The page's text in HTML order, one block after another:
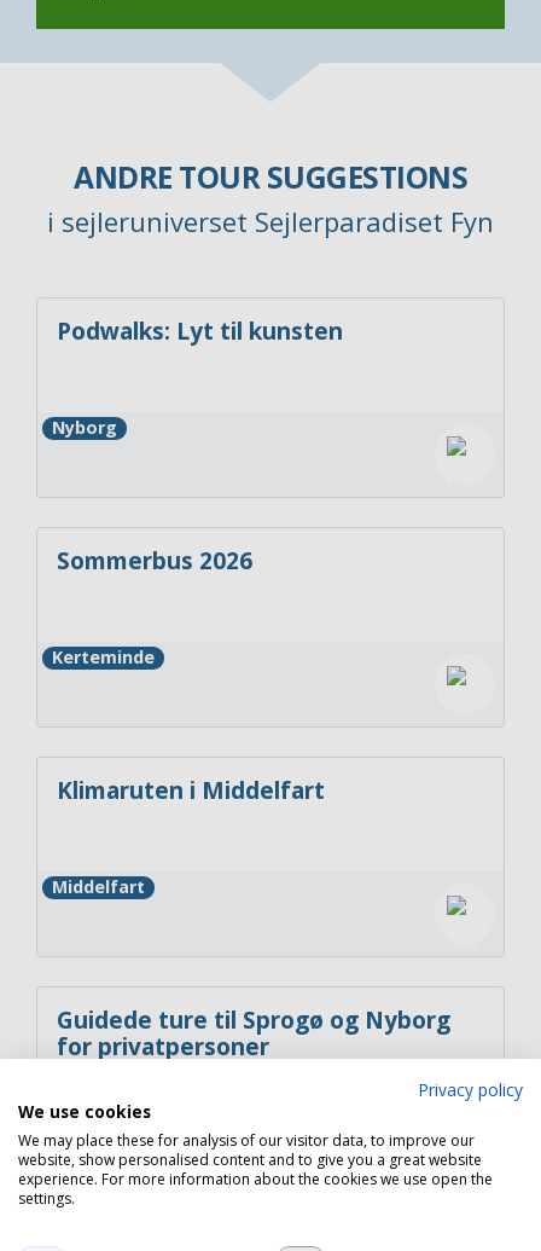
ANDRE TOUR SUGGESTIONS
i sejleruniverset Sejlerparadiset Fyn
Podwalks: Lyt til kunsten
Nyborg
Sommerbus 2026
Kerteminde
Klimaruten i Middelfart
Middelfart
Guidede ture til Sprogø og Nyborg
for privatpersoner
Nyborg
Privacy policy
We use cookies
We may place these for analysis of our visitor data, to improve our
website, show personalised content and to give you a great website
experience. For more information about the cookies we use open the
settings.